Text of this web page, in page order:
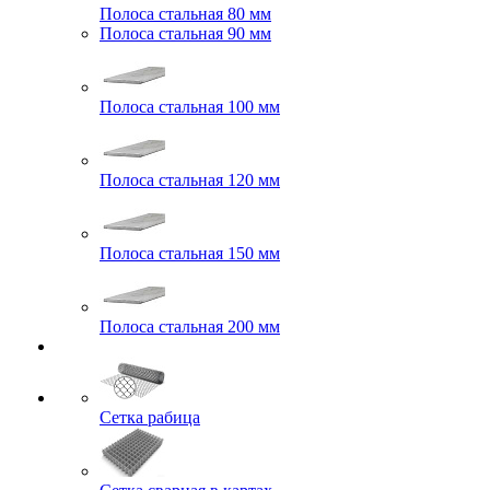
Полоса стальная 80 мм
Полоса стальная 90 мм
Полоса стальная 100 мм
Полоса стальная 120 мм
Полоса стальная 150 мм
Полоса стальная 200 мм
Сетка рабица